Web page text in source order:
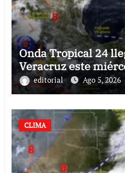
Onda Tropical 24
Veracruz este
editorial Ago 5, 2026
CLIMA